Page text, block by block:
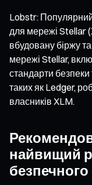
Lobstr:
для мережі Stellar
вбудовану біржу
мережі Stellar,
стандарти безпеки
таких як Ledger,
власників XLM.
найвищий
безпечного